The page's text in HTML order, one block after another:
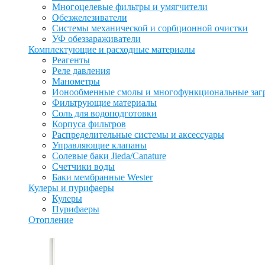
Многоцелевые фильтры и умягчители
Обезжелезиватели
Системы механической и сорбционной очистки
УФ обеззараживатели
Комплектующие и расходные материалы
Реагенты
Реле давления
Манометры
Ионообменные смолы и многофункциональные
Фильтрующие материалы
Соль для водоподготовки
Корпуса фильтров
Распределительные системы и аксессуары
Управляющие клапаны
Солевые баки Jieda/Canature
Счетчики воды
Баки мембранные Wester
Кулеры и пурифаеры
Кулеры
Пурифаеры
Отопление